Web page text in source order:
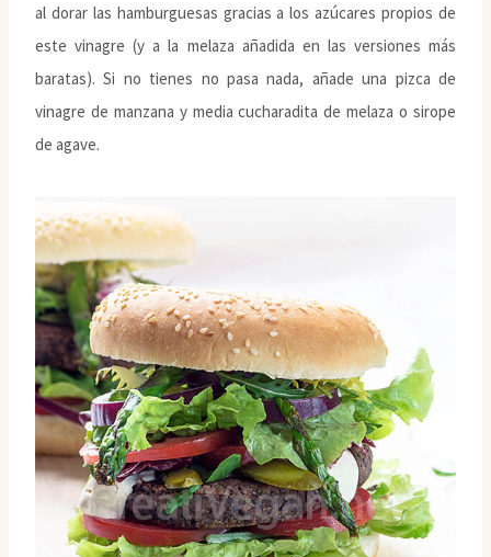
al dorar las hamburguesas gracias a los azúcares propios de
este vinagre (y a la melaza añadida en las versiones más
baratas). Si no tienes no pasa nada, añade una pizca de
vinagre de manzana y media cucharadita de melaza o sirope
de agave.